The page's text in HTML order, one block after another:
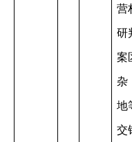
营
研
案
杂
地
交